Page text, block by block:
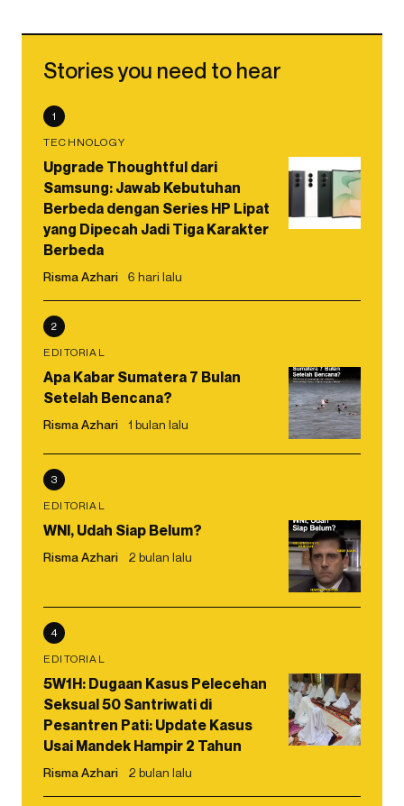
Stories you need to hear
1
TECHNOLOGY
Upgrade Thoughtful dari
Samsung: Jawab Kebutuhan
Berbeda dengan Series HP Lipat
yang Dipecah Jadi Tiga Karakter
Berbeda
Risma Azhari 6 hari lalu
2
EDITORIAL
Apa Kabar Sumatera 7 Bulan
Setelah Bencana?
Risma Azhari 1 bulan lalu
3
EDITORIAL
WNI, Udah Siap Belum?
Risma Azhari 2 bulan lalu
4
EDITORIAL
5W1H: Dugaan Kasus Pelecehan
Seksual 50 Santriwati di
Pesantren Pati: Update Kasus
Usai Mandek Hampir 2 Tahun
Risma Azhari 2 bulan lalu